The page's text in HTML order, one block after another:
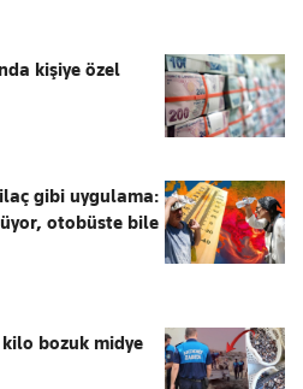
kişiye özel
gibi uygulama:
otobüste bile
kilo bozuk midye